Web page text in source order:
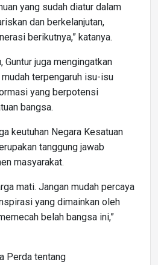
yang sudah diatur dalam
dan berkelanjutan,
berikutnya,” katanya.
Guntur juga mengingatkan
terpengaruh isu-isu
yang berpotensi
bangsa.
keutuhan Negara Kesatuan
tanggung jawab
masyarakat.
mati. Jangan mudah percaya
yang dimainkan oleh
belah bangsa ini,”
Perda tentang